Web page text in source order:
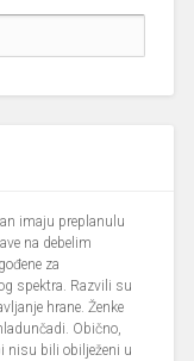
imaju preplanulu
na debelim
za
spektra. Razvili su
hrane. Ženke
Obično,
nisu bili obilježeni u